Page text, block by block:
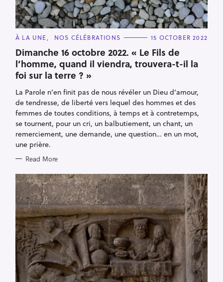
C
T
E
G
O
R
E
S
À LA UNE NOS CÉLÉBRATIONS 15 OCTOBER 2022
Dimanche 16 octobre 2022. « Le Fils de
l’homme, quand il viendra, trouvera-t-il la
foi sur la terre ? »
La Parole n’en finit pas de nous révéler un Dieu d’amour,
de tendresse, de liberté vers lequel des hommes et des
femmes de toutes conditions, à temps et à contretemps,
se tournent, pour un cri, un balbutiement, un chant, un
remerciement, une demande, une question… en un mot,
une prière.
Read More
S
e
a
r
c
h
o
r
: